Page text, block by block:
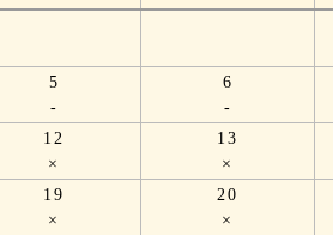
5
-
6
-
12
×
13
×
19
×
20
×